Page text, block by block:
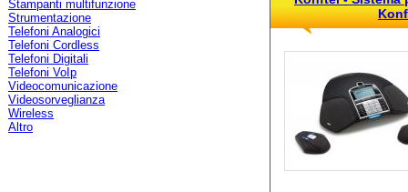
Stampanti multifunzione
Strumentazione
Telefoni Analogici
Telefoni Cordless
Telefoni Digitali
Telefoni VoIp
Videocomunicazione
Videosorveglianza
Wireless
Altro